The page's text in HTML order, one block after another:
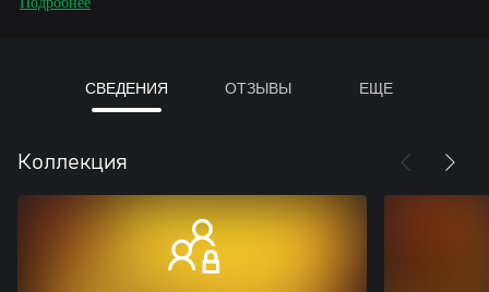
СВЕДЕНИЯ ОТЗЫВЫ ЕЩЕ
Коллекция